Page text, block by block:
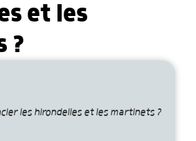
et les
?
les hirondelles et les martinets ?